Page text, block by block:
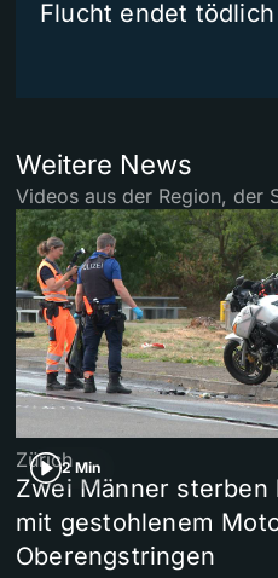
Flucht endet tödlich
Weitere News
Videos aus der Region, der
2 Min
Zürich
Zwei Männer sterben
mit gestohlenem
Oberengstringen